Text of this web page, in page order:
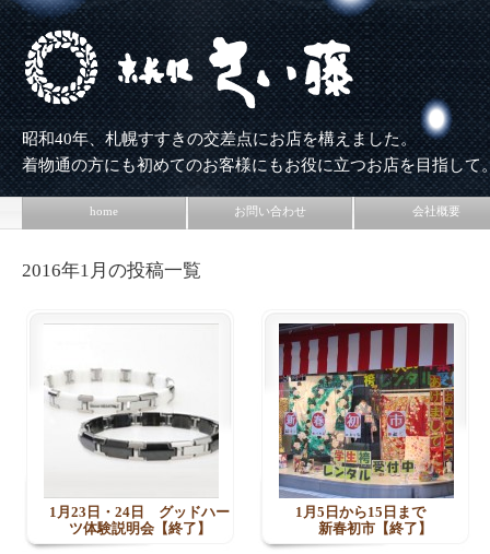
昭和40年、札幌すすきの交差点にお店を構えました。
着物通の方にも初めてのお客様にもお役に立つお店を目指して
home お問い合わせ 会社概要
2016年1月の投稿一覧
1月23日・24日 グッドハー
ツ体験説明会【終了】
1月5日から15日まで
新春初市【終了】